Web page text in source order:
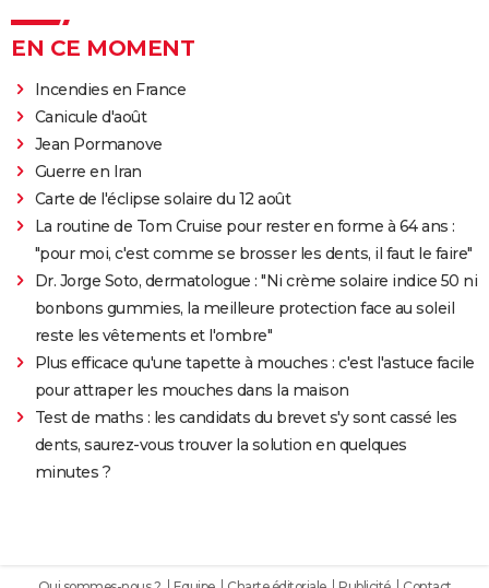
EN CE MOMENT
Incendies en France
Canicule d'août
Jean Pormanove
Guerre en Iran
Carte de l'éclipse solaire du 12 août
La routine de Tom Cruise pour rester en forme à 64 ans :
"pour moi, c'est comme se brosser les dents, il faut le faire"
Dr. Jorge Soto, dermatologue : "Ni crème solaire indice 50 ni
bonbons gummies, la meilleure protection face au soleil
reste les vêtements et l'ombre"
Plus efficace qu'une tapette à mouches : c'est l'astuce facile
pour attraper les mouches dans la maison
Test de maths : les candidats du brevet s'y sont cassé les
dents, saurez-vous trouver la solution en quelques
minutes ?